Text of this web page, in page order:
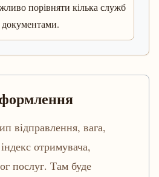
порівняти кілька служб
відправлення, вага,
отримувача,
послуг. Там буде